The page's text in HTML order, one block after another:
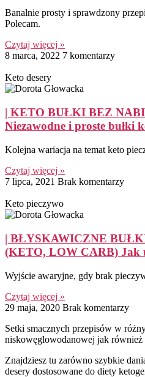
Banalnie prosty i sprawdzony
Polecam.
Czytaj więcej »
8 marca, 2022 7 komentarzy
Keto desery
| KETO BUŁKI BEZ
Niezawodne i proste bułki
Kolejna wariacja na temat keto
Czytaj więcej »
7 lipca, 2021 Brak komentarzy
Keto pieczywo
| BŁYSKAWICZNE
(KETO, LOW CARB) Jak
Wyjście awaryjne, gdy brak
Czytaj więcej »
29 maja, 2020 Brak komentarzy
Setki smacznych przepisów w
niskowęglowodanowej jak
Znajdziesz tu zarówno szybkie
desery dostosowane do diety